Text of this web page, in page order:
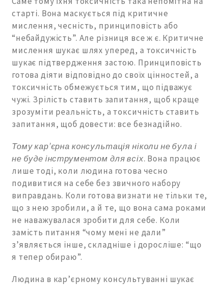
старті. Вона маскується під критичне
мислення, чесність, принциповість або
“небайдужість”. Але різниця все ж є. Критичне
мислення шукає шлях уперед, а токсичність
шукає підтвердження застою. Принциповість
готова діяти відповідно до своїх цінностей, а
токсичність обмежується тим, що підважує
чужі. Зрілість ставить запитання, щоб краще
зрозуміти реальність, а токсичність ставить
запитання, щоб довести: все безнадійно.
Тому кар’єрна консультація ніколи не була і
не буде інструментом для всіх. Вона працює
лише тоді, коли людина готова чесно
подивитися на себе без звичного набору
виправдань. Коли готова визнати не тільки те,
що з нею зробили, а й те, що вона сама роками
не наважувалася зробити для себе. Коли
замість питання “чому мені не дали”
з’являється інше, складніше і доросліше: “що
я тепер обираю”.
Людина в кар’єрному консультуванні шукає